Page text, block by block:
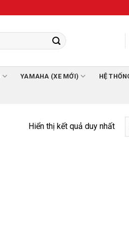
YAMAHA (XE MỚI) HỆ
Hiển thị kết quả duy nhất